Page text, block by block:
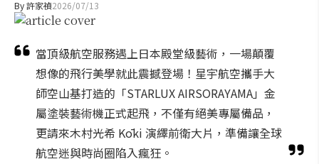
By許家禎2026/07/13
當頂級航空服務遇上日本殿堂級藝術，一場顛覆
想像的飛行美學就此震撼登場！星宇航空攜手大
師空山基打造的「STARLUX AIRSORAYAMA」金
屬塗裝藝術機正式起飛，不僅有絕美專屬備品，
更請來木村光希 Kōki 演繹前衛大片，準備讓全球
航空迷與時尚圈陷入瘋狂。